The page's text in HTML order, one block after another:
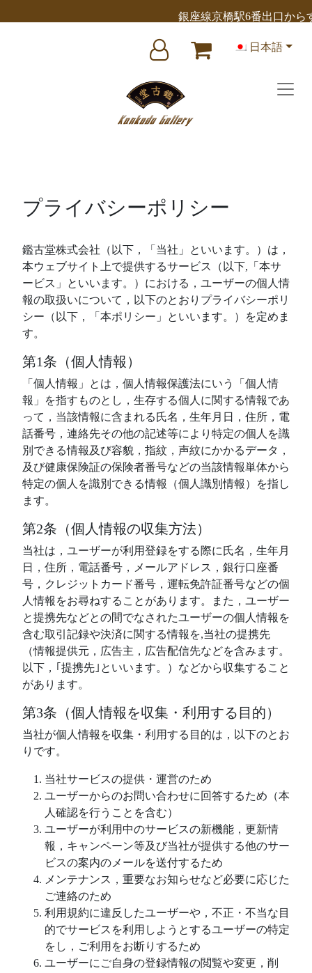
銀座線京橋駅6番出口から
日本語
プライバシーポリシー
鑑古堂株式会社（以下，「当社」といいます。）は，
本ウェブサイト上で提供するサービス（以下,「本サ
ービス」といいます。）における，ユーザーの個人情
報の取扱いについて，以下のとおりプライバシーポリ
シー（以下，「本ポリシー」といいます。）を定めま
す。
第1条（個人情報）
「個人情報」とは，個人情報保護法にいう「個人情
報」を指すものとし，生存する個人に関する情報であ
って，当該情報に含まれる氏名，生年月日，住所，電
話番号，連絡先その他の記述等により特定の個人を識
別できる情報及び容貌，指紋，声紋にかかるデータ，
及び健康保険証の保険者番号などの当該情報単体から
特定の個人を識別できる情報（個人識別情報）を指し
ます。
第2条（個人情報の収集方法）
当社は，ユーザーが利用登録をする際に氏名，生年月
日，住所，電話番号，メールアドレス，銀行口座番
号，クレジットカード番号，運転免許証番号などの個
人情報をお尋ねすることがあります。また，ユーザー
と提携先などとの間でなされたユーザーの個人情報を
含む取引記録や決済に関する情報を,当社の提携先
（情報提供元，広告主，広告配信先などを含みます。
以下，｢提携先｣といいます。）などから収集すること
があります。
第3条（個人情報を収集・利用する目的）
当社が個人情報を収集・利用する目的は，以下のとお
りです。
当社サービスの提供・運営のため
ユーザーからのお問い合わせに回答するため（本
人確認を行うことを含む）
ユーザーが利用中のサービスの新機能，更新情
報，キャンペーン等及び当社が提供する他のサー
ビスの案内のメールを送付するため
メンテナンス，重要なお知らせなど必要に応じた
ご連絡のため
利用規約に違反したユーザーや，不正・不当な目
的でサービスを利用しようとするユーザーの特定
をし，ご利用をお断りするため
ユーザーにご自身の登録情報の閲覧や変更，削